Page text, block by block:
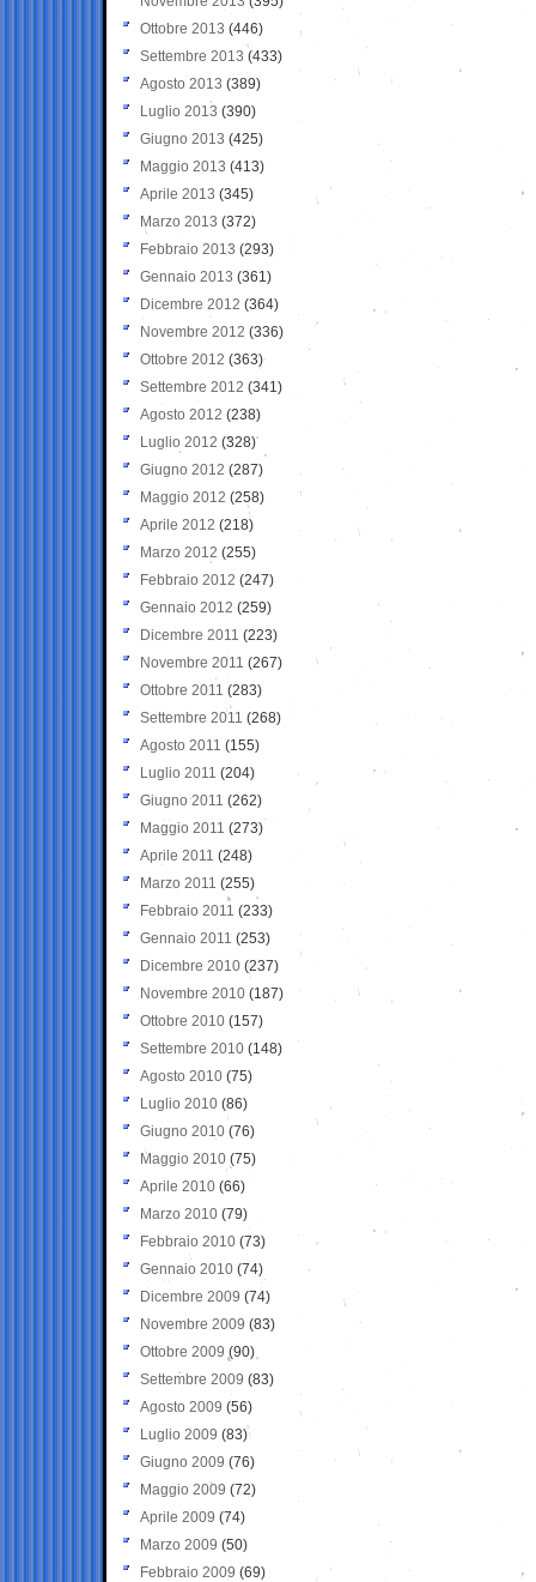
Ottobre 2013 (446)
Settembre 2013 (433)
Agosto 2013 (389)
Luglio 2013 (390)
Giugno 2013 (425)
Maggio 2013 (413)
Aprile 2013 (345)
Marzo 2013 (372)
Febbraio 2013 (293)
Gennaio 2013 (361)
Dicembre 2012 (364)
Novembre 2012 (336)
Ottobre 2012 (363)
Settembre 2012 (341)
Agosto 2012 (238)
Luglio 2012 (328)
Giugno 2012 (287)
Maggio 2012 (258)
Aprile 2012 (218)
Marzo 2012 (255)
Febbraio 2012 (247)
Gennaio 2012 (259)
Dicembre 2011 (223)
Novembre 2011 (267)
Ottobre 2011 (283)
Settembre 2011 (268)
Agosto 2011 (155)
Luglio 2011 (204)
Giugno 2011 (262)
Maggio 2011 (273)
Aprile 2011 (248)
Marzo 2011 (255)
Febbraio 2011 (233)
Gennaio 2011 (253)
Dicembre 2010 (237)
Novembre 2010 (187)
Ottobre 2010 (157)
Settembre 2010 (148)
Agosto 2010 (75)
Luglio 2010 (86)
Giugno 2010 (76)
Maggio 2010 (75)
Aprile 2010 (66)
Marzo 2010 (79)
Febbraio 2010 (73)
Gennaio 2010 (74)
Dicembre 2009 (74)
Novembre 2009 (83)
Ottobre 2009 (90)
Settembre 2009 (83)
Agosto 2009 (56)
Luglio 2009 (83)
Giugno 2009 (76)
Maggio 2009 (72)
Aprile 2009 (74)
Marzo 2009 (50)
Febbraio 2009 (69)